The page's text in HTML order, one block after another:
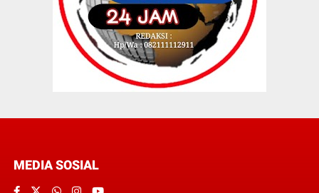
MEDIA SOSIAL